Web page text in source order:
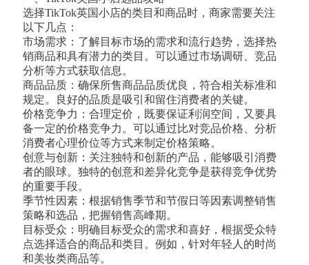
选择TikTok英国小店的类目和商品时，商家需要关注
以下几点：
市场需求：了解目标市场的需求和流行趋势，选择热
销商品和具有潜力的类目。可以通过市场调研、竞品
分析等方式获取信息。
商品品质：确保所售商品品质优良，符合相关标准和
规定。良好的品质是吸引和留住消费者的关键。
价格竞争力：合理定价，既要保证利润空间，又要具
备一定的价格竞争力。可以通过比对竞品价格、分析
消费者心理价位等方式来制定价格策略。
创意与创新：关注独特和创新的产品，能够吸引消费
者的眼球。独特的创意和差异化竞争是获得竞争优势
的重要手段。
季节性因素：根据销售季节和节假日等因素调整销售
策略和选品，把握销售高峰期。
目标受众：明确目标受众的需求和喜好，根据受众特
点选择适合的商品和类目。例如，针对年轻人的时尚
和美妆类商品等。